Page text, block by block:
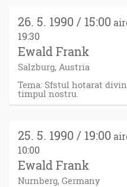
26. 5. 1990 / 15:00
19:30
Ewald Frank
Salzburg, Austria
Tema: Sfstul hotarat
timpul nostru.
25. 5. 1990 / 19:00
10:00
Ewald Frank
Nurnberg, Germany